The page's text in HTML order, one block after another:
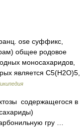
ose суффикс,
общее родовое
моносахаридов,
является C5(H2O)5,
содержащегося в
гру …